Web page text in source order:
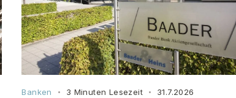
Banken • 3 Minuten Lesezeit • 31.7.2026